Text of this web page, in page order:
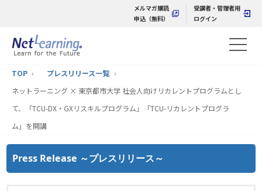
メルマガ購読
申込（無料）
受講者・管理者用
ログイン
TOP
プレスリリース一覧
ネットラーニング × 東京都市大学 社会人向けリカレントプログラムとし
て、「TCU-DX・GXリスキルプログラム」「TCU-リカレントプログラ
ム」を開講
Press Release ～プレスリリース～